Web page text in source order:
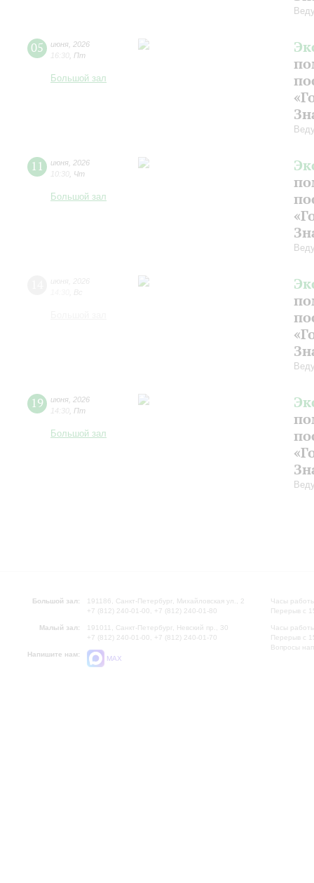
05 июня 2026
16:30 Пт
Большой зал
11 июня 2026
10:30 Чт
Большой зал
19 июня 2026
14:30 Пт
Большой зал
Большой зал:
191186, Санкт-Петербург, Михайловская ул., 2
+7 (812) 240-01-00, +7 (812) 240-01-80
Малый зал:
191011, Санкт-Петербург, Невский пр., 30
+7 (812) 240-01-00, +7 (812) 240-01-70
Напишите нам:
MAX
Часы
Перерыв с
Часы
Перерыв с
Вопросы